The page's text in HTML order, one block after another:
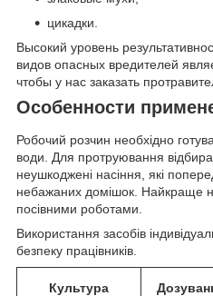
цикадки.
Высокий уровень
видов опасных вредителей
чтобы у нас заказать
Особенности
Робочий розчин необхідно
води. Для протруювання
неушкоджені насіння, які
небажаних домішок. Найкраще
посівними роботами.
Використання засобів
безпеку працівників.
Культура